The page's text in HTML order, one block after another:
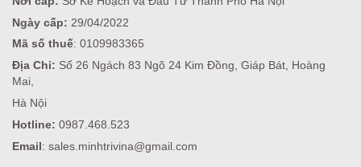
Ngày cấp: 29/04/2022
Mã số thuế: 0109983365
Địa Chỉ: Số 26 Ngách 83 Ngõ 24 Kim Đồng, Giáp Bát, Hoàng
Mai,
Hà Nội
Hotline: 0987.468.523
Email: sales.minhtrivina@gmail.com